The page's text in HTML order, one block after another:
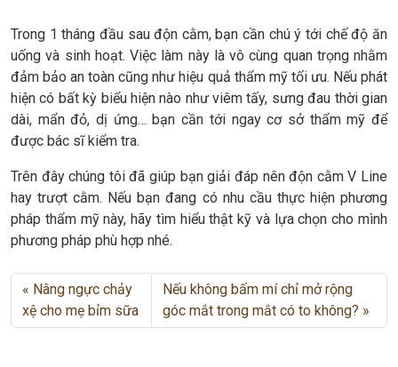
Trong 1 tháng đầu sau độn cằm, bạn cần chú ý tới chế độ ăn
uống và sinh hoạt. Việc làm này là vô cùng quan trọng nhằm
đảm bảo an toàn cũng như hiệu quả thẩm mỹ tối ưu. Nếu phát
hiện có bất kỳ biểu hiện nào như viêm tấy, sưng đau thời gian
dài, mẩn đỏ, dị ứng… bạn cần tới ngay cơ sở thẩm mỹ để
được bác sĩ kiểm tra.
Trên đây chúng tôi đã giúp bạn giải đáp nên độn cằm V Line
hay trượt cằm. Nếu bạn đang có nhu cầu thực hiện phương
pháp thẩm mỹ này, hãy tìm hiểu thật kỹ và lựa chọn cho mình
phương pháp phù hợp nhé.
Nâng ngực chảy
xệ cho mẹ bỉm sữa
Nếu không bấm mí chỉ mở rộng
góc mắt trong mắt có to không?